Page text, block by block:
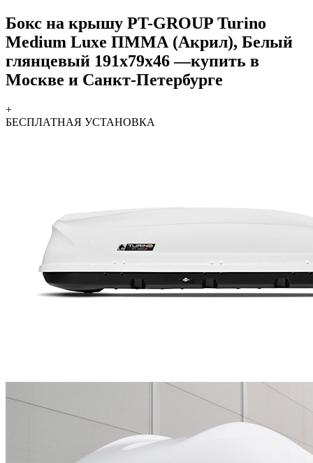
Бокс на крышу PT-GROUP Turino
Medium Luxe ПММА (Акрил), Белый
глянцевый 191x79x46 —купить в
Москве и Санкт-Петербурге
+
БЕСПЛАТНАЯ УСТАНОВКА